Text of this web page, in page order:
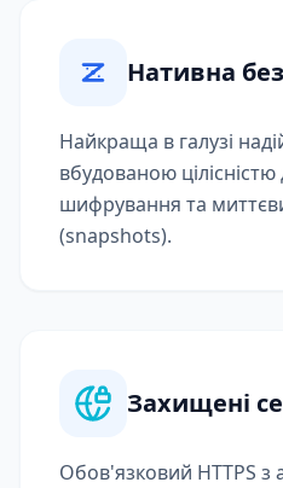
Нативна
Найкраща в галузі
вбудованою
шифрування та
(snapshots).
Захищені
Обов'язковий HTTPS